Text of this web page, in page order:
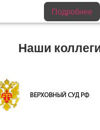
Подробнее
Наши